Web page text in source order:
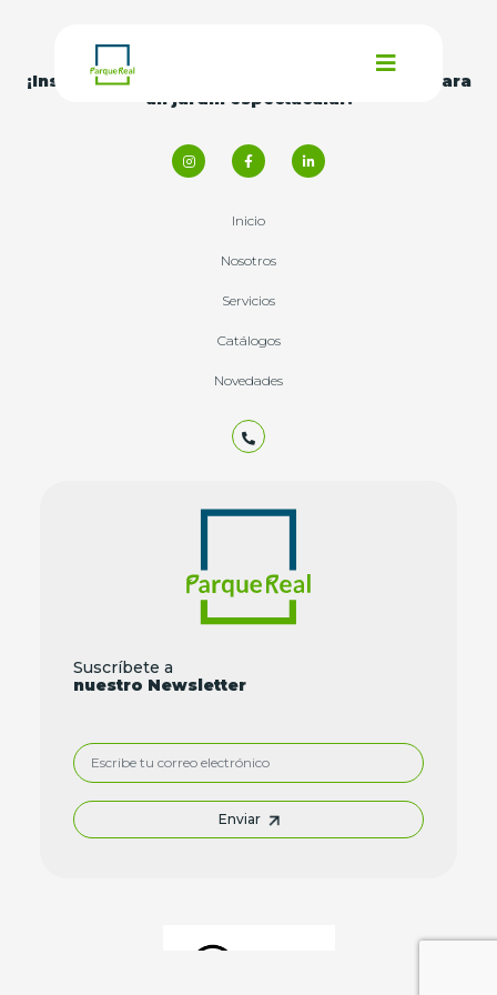
¡Inspírate con nuestras
para
un jardín espectacular!
Inicio
Nosotros
Servicios
Catálogos
Novedades
Suscríbete a
nuestro Newsletter
Enviar